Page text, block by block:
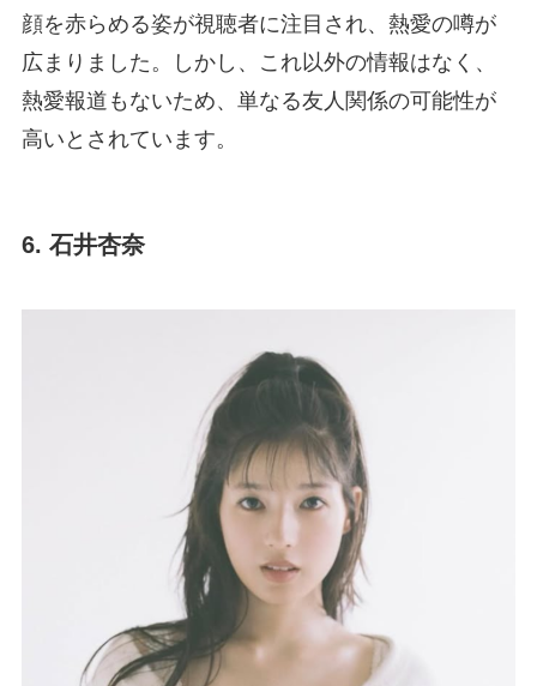
顔を赤らめる姿が視聴者に注目され、熱愛の噂が
広まりました。しかし、これ以外の情報はなく、
熱愛報道もないため、単なる友人関係の可能性が
高いとされています。
6. 石井杏奈